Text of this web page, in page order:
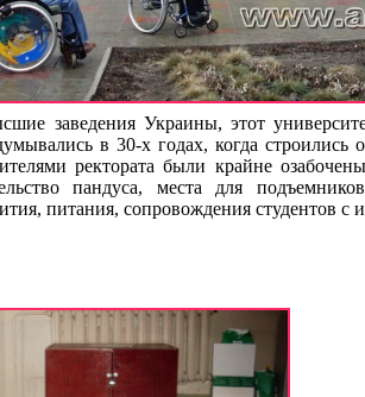
заведения Украины, этот
в 30-х годах, когда
ректората были крайне
пандуса, места для
питания, сопровождения студентов с